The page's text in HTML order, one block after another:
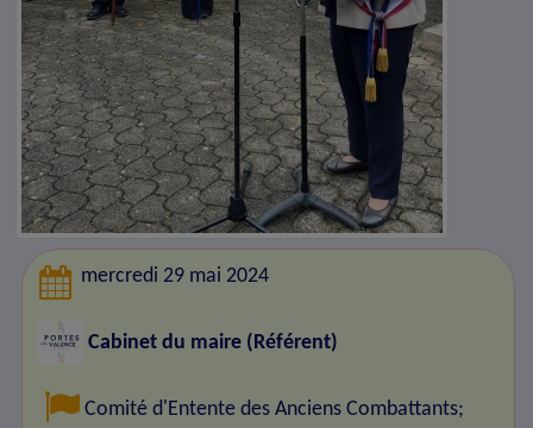
mercredi 29 mai 2024
Cabinet du maire (Référent)
Comité d'Entente des Anciens Combattants;